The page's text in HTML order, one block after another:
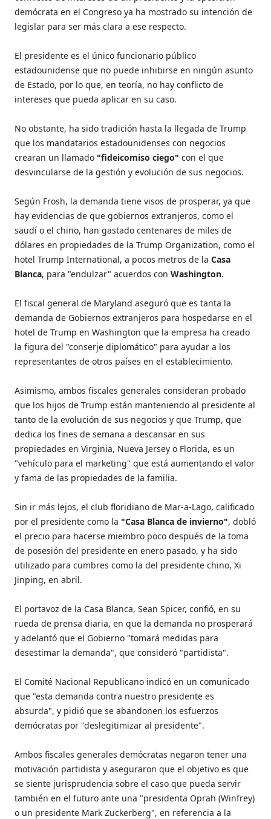
demócrata en el Congreso ya ha mostrado su intención de
legislar para ser más clara a ese respecto.
El presidente es el único funcionario público
estadounidense que no puede inhibirse en ningún asunto
de Estado, por lo que, en teoría, no hay conflicto de
intereses que pueda aplicar en su caso.
No obstante, ha sido tradición hasta la llegada de Trump
que los mandatarios estadounidenses con negocios
crearan un llamado "fideicomiso ciego" con el que
desvincularse de la gestión y evolución de sus negocios.
Según Frosh, la demanda tiene visos de prosperar, ya que
hay evidencias de que gobiernos extranjeros, como el
saudí o el chino, han gastado centenares de miles de
dólares en propiedades de la Trump Organization, como el
hotel Trump International, a pocos metros de laCasa
Blanca, para "endulzar" acuerdos conWashington.
El fiscal general de Maryland aseguró que es tanta la
demanda de Gobiernos extranjeros para hospedarse en el
hotel de Trump en Washington que la empresa ha creado
la figura del "conserje diplomático" para ayudar a los
representantes de otros países en el establecimiento.
Asimismo, ambos fiscales generales consideran probado
que los hijos de Trump están manteniendo al presidente al
tanto de la evolución de sus negocios y que Trump, que
dedica los fines de semana a descansar en sus
propiedades en Virginia, Nueva Jersey o Florida, es un
"vehículo para el marketing" que está aumentando el valor
y fama de las propiedades de la familia.
Sin ir más lejos, el club floridiano de Mar-a-Lago, calificado
por el presidente como la "Casa Blanca de invierno", dobló
el precio para hacerse miembro poco después de la toma
de posesión del presidente en enero pasado, y ha sido
utilizado para cumbres como la del presidente chino, Xi
Jinping, en abril.
El portavoz de la Casa Blanca, Sean Spicer, confió, en su
rueda de prensa diaria, en que la demanda no prosperará
y adelantó que el Gobierno "tomará medidas para
desestimar la demanda", que consideró "partidista".
El Comité Nacional Republicano indicó en un comunicado
que "esta demanda contra nuestro presidente es
absurda", y pidió que se abandonen los esfuerzos
demócratas por "deslegitimizar al presidente".
Ambos fiscales generales demócratas negaron tener una
motivación partidista y aseguraron que el objetivo es que
se siente jurisprudencia sobre el caso que pueda servir
también en el futuro ante una "presidenta Oprah (Winfrey)
o un presidente Mark Zuckerberg", en referencia a la